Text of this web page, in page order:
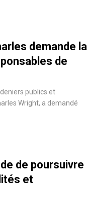
demande la
de
publics et
Wright, a demandé
de poursuivre
et